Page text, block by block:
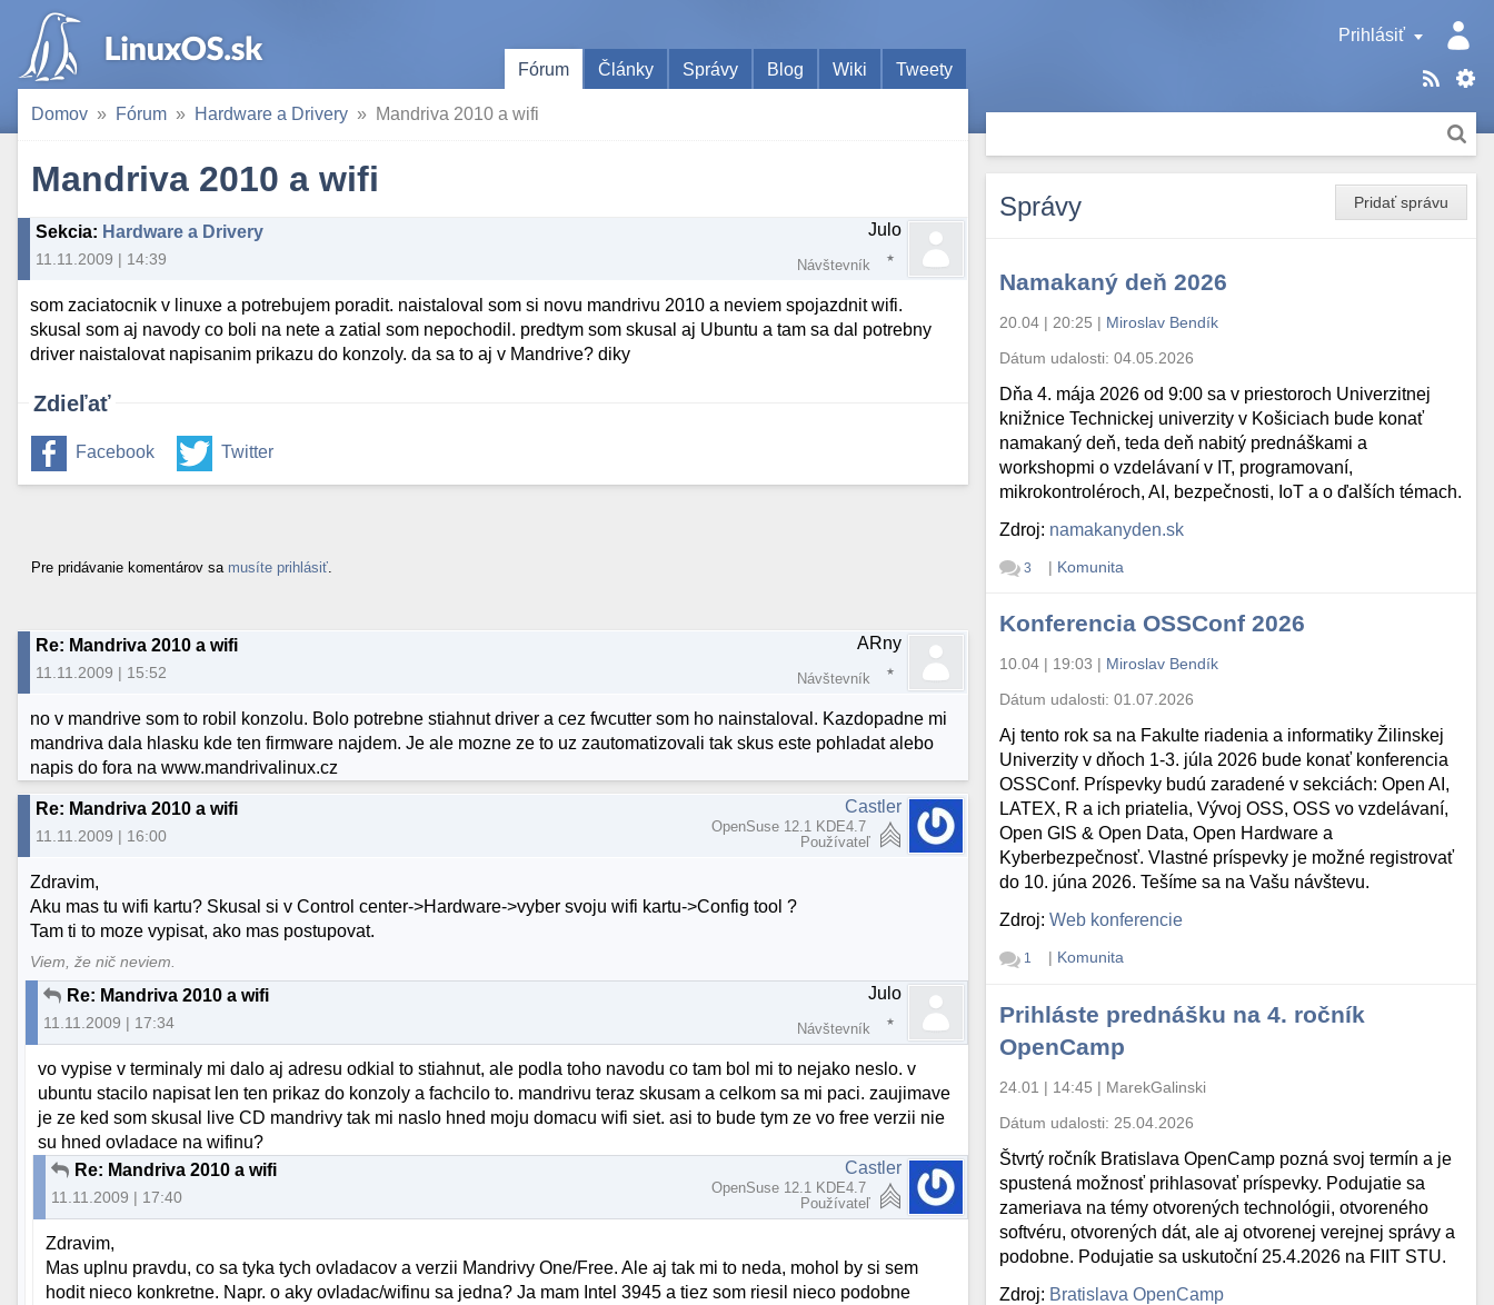
Prihlásiť
Fórum
Články Správy Blog Wiki Tweety
Domov Fórum Hardware a Drivery Mandriva 2010 a wifi
Mandriva 2010 a wifi
Sekcia: Hardware a Drivery
11.11.2009 | 14:39
Julo
Návštevník
som zaciatocnik v linuxe a potrebujem poradit. naistaloval som si novu mandrivu 2010 a neviem spojazdnit wifi.
skusal som aj navody co boli na nete a zatial som nepochodil. predtym som skusal aj Ubuntu a tam sa dal potrebny
driver naistalovat napisanim prikazu do konzoly. da sa to aj v Mandrive? diky
Zdieľať
Facebook Twitter
Pre pridávanie komentárov sa musíte prihlásiť
Re: Mandriva 2010 a wifi
11.11.2009 | 15:52
ARny
Návštevník
no v mandrive som to robil konzolu. Bolo potrebne stiahnut driver a cez fwcutter som ho nainstaloval. Kazdopadne mi
mandriva dala hlasku kde ten firmware najdem. Je ale mozne ze to uz zautomatizovali tak skus este pohladat alebo
napis do fora na www.mandrivalinux.cz
Re: Mandriva 2010 a wifi
11.11.2009 | 16:00
Castler
OpenSuse 12.1 KDE4.7
Používateľ
Zdravim,
Aku mas tu wifi kartu? Skusal si v Control center->Hardware->vyber svoju wifi kartu->Config tool ?
Tam ti to moze vypisat, ako mas postupovat.
Viem, že nič neviem.
Re: Mandriva 2010 a wifi
11.11.2009 | 17:34
Julo
Návštevník
vo vypise v terminaly mi dalo aj adresu odkial to stiahnut, ale podla toho navodu co tam bol mi to nejako neslo. v
ubuntu stacilo napisat len ten prikaz do konzoly a fachcilo to. mandrivu teraz skusam a celkom sa mi paci. zaujimave
je ze ked som skusal live CD mandrivy tak mi naslo hned moju domacu wifi siet. asi to bude tym ze vo free verzii nie
su hned ovladace na wifinu?
Re: Mandriva 2010 a wifi
11.11.2009 | 17:40
Castler
OpenSuse 12.1 KDE4.7
Používateľ
Zdravim,
Mas uplnu pravdu, co sa tyka tych ovladacov a verzii Mandrivy One/Free. Ale aj tak mi to neda, mohol by si sem
hodit nieco konkretne. Napr. o aky ovladac/wifinu sa jedna? Ja mam Intel 3945 a tiez som riesil nieco podobne
Pridať správu
Správy
Namakaný deň 2026
20.04 | 20:25 | Miroslav Bendík
Dátum udalosti:04.05.2026
Dňa 4. mája 2026 od 9:00 sa v priestoroch Univerzitnej
knižnice Technickej univerzity v Košiciach bude konať
namakaný deň, teda deň nabitý prednáškami a
workshopmi o vzdelávaní v IT, programovaní,
mikrokontroléroch, AI, bezpečnosti, IoT a o ďalších témach.
Zdroj: namakanyden.sk
3 | Komunita
Konferencia OSSConf 2026
10.04 | 19:03 | Miroslav Bendík
Dátum udalosti:01.07.2026
Aj tento rok sa na Fakulte riadenia a informatiky Žilinskej
Univerzity v dňoch 1-3. júla 2026 bude konať konferencia
OSSConf. Príspevky budú zaradené v sekciách: Open AI,
LATEX, R a ich priatelia, Vývoj OSS, OSS vo vzdelávaní,
Open GIS & Open Data, Open Hardware a
Kyberbezpečnosť. Vlastné príspevky je možné registrovať
do 10. júna 2026. Tešíme sa na Vašu návštevu.
Zdroj:Web konferencie
1 | Komunita
Prihláste prednášku na 4. ročník
OpenCamp
24.01 | 14:45 | MarekGalinski
Dátum udalosti: 25.04.2026
Štvrtý ročník Bratislava OpenCamp pozná svoj termín a je
spustená možnosť prihlasovať príspevky. Podujatie sa
zameriava na témy otvorených technológii, otvoreného
softvéru, otvorených dát, ale aj otvorenej verejnej správy a
podobne. Podujatie sa uskutoční 25.4.2026 na FIIT STU.
Zdroj: Bratislava OpenCamp